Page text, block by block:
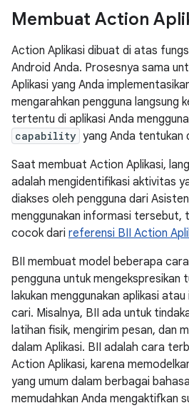
Membuat Action
Action Aplikasi dibuat di atas
Android Anda. Prosesnya sama
Aplikasi yang Anda
mengarahkan pengguna langsung
tertentu di aplikasi Anda
capability yang Anda tentukan
Saat membuat Action Aplikasi,
adalah mengidentifikasi aktivitas
diakses oleh pengguna dari
menggunakan informasi tersebut,
cocok dari referensi BII Action
BII membuat model beberapa
pengguna untuk mengekspresikan
lakukan menggunakan aplikasi
cari. Misalnya, BII ada untuk
latihan fisik, mengirim pesan, dan
dalam Aplikasi. BII adalah cara
Action Aplikasi, karena
yang umum dalam berbagai
memudahkan Anda mengaktifkan